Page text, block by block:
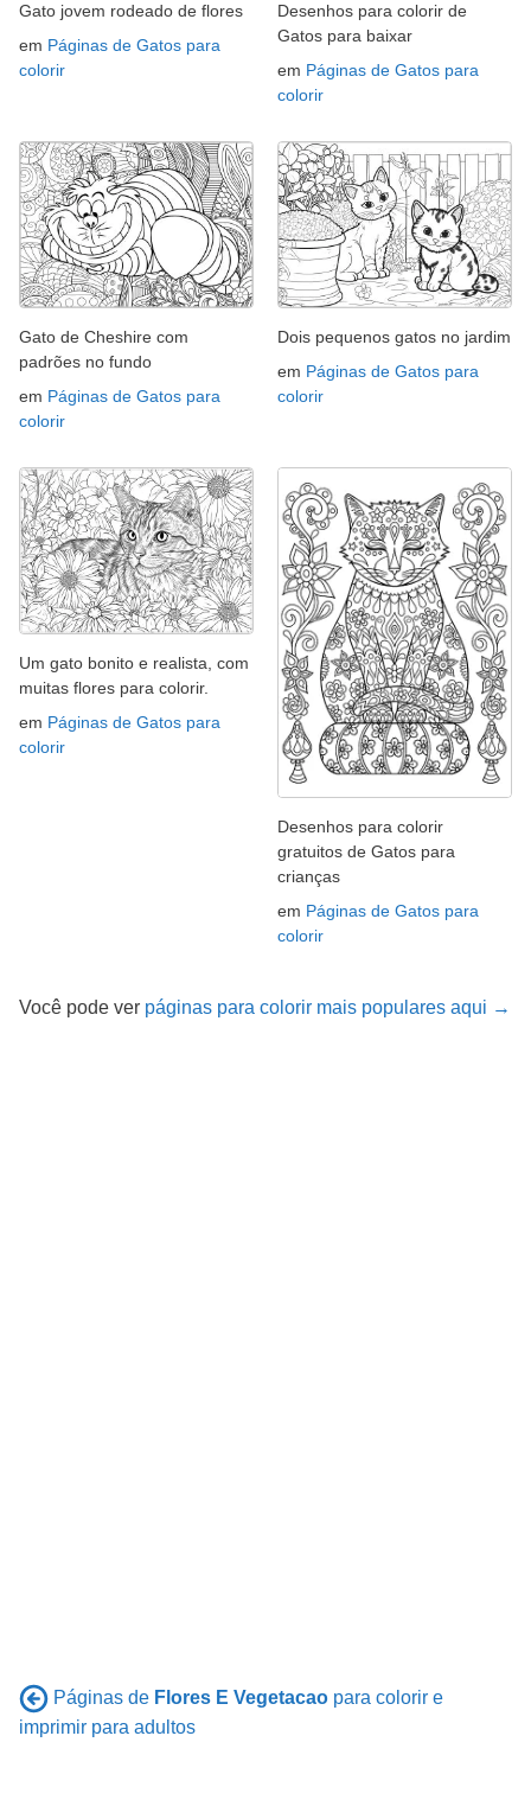
Gato jovem rodeado de flores
em Páginas de Gatos para
colorir
Desenhos para colorir de
Gatos para baixar
em Páginas de Gatos para
colorir
Gato de Cheshire com
padrões no fundo
em Páginas de Gatos para
colorir
Dois pequenos gatos no jardim
em Páginas de Gatos para
colorir
Um gato bonito e realista, com
muitas flores para colorir.
em Páginas de Gatos para
colorir
Desenhos para colorir
gratuitos de Gatos para
crianças
em Páginas de Gatos para
colorir
Você pode ver páginas para colorir mais populares aqui →
Páginas de Flores E Vegetacao para colorir e
imprimir para adultos